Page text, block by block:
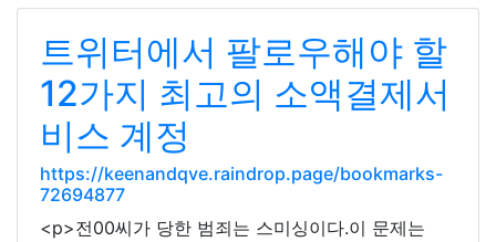
트위터에서 팔로우해야 할
12가지 최고의 소액결제서
비스 계정
https://keenandqve.raindrop.page/bookmarks-
72694877
<p>전00씨가 당한 범죄는 스미싱이다.이 문제는